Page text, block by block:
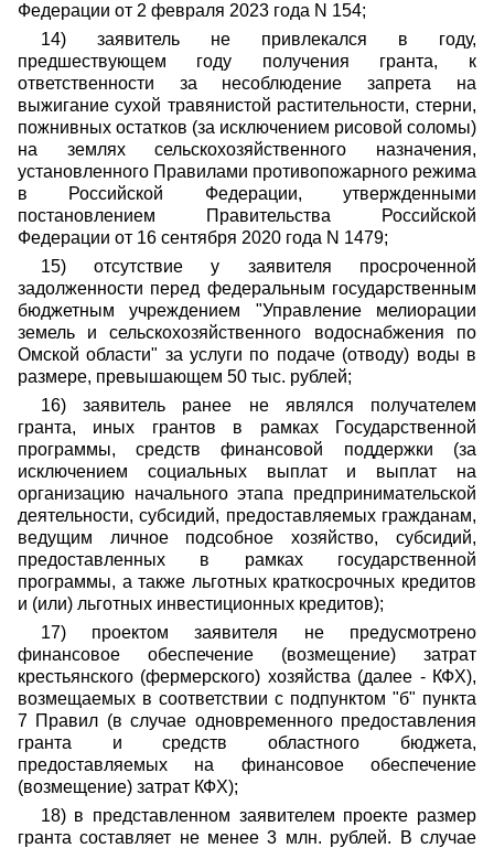
Федерации от 2 февраля 2023 года N 154;
14) заявитель не привлекался в году,
предшествующем году получения гранта, к
ответственности за несоблюдение запрета на
выжигание сухой травянистой растительности, стерни,
пожнивных остатков (за исключением рисовой соломы)
на землях сельскохозяйственного назначения,
установленного Правилами противопожарного режима
в Российской Федерации, утвержденными
постановлением Правительства Российской
Федерации от 16 сентября 2020 года N 1479;
15) отсутствие у заявителя просроченной
задолженности перед федеральным государственным
бюджетным учреждением "Управление мелиорации
земель и сельскохозяйственного водоснабжения по
Омской области" за услуги по подаче (отводу) воды в
размере, превышающем 50 тыс. рублей;
16) заявитель ранее не являлся получателем
гранта, иных грантов в рамках Государственной
программы, средств финансовой поддержки (за
исключением социальных выплат и выплат на
организацию начального этапа предпринимательской
деятельности, субсидий, предоставляемых гражданам,
ведущим личное подсобное хозяйство, субсидий,
предоставленных в рамках государственной
программы, а также льготных краткосрочных кредитов
и (или) льготных инвестиционных кредитов);
17) проектом заявителя не предусмотрено
финансовое обеспечение (возмещение) затрат
крестьянского (фермерского) хозяйства (далее - КФХ),
возмещаемых в соответствии с подпунктом "б" пункта
7 Правил (в случае одновременного предоставления
гранта и средств областного бюджета,
предоставляемых на финансовое обеспечение
(возмещение) затрат КФХ);
18) в представленном заявителем проекте размер
гранта составляет не менее 3 млн. рублей. В случае